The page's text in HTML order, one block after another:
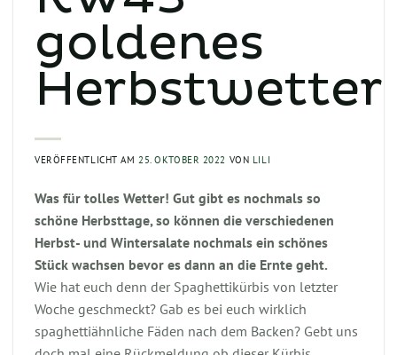
goldenes
Herbstwetter
VERÖFFENTLICHT AM25. OKTOBER 2022 VON LILI
Was für tolles Wetter! Gut gibt es nochmals so
schöne Herbsttage, so können die verschiedenen
Herbst- und Wintersalate nochmals ein schönes
Stück wachsen bevor es dann an die Ernte geht.
Wie hat euch denn der Spaghettikürbis von letzter
Woche geschmeckt? Gab es bei euch wirklich
spaghettiähnliche Fäden nach dem Backen? Gebt uns